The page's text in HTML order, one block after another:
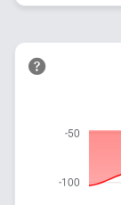
-50
-100